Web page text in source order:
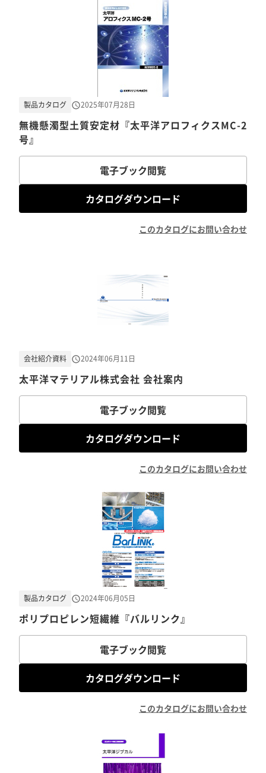
無機懸濁型土質安定材『太平洋アロフィクスMC-2
号』
製品カタログ 2025年07月28日
電子ブック閲覧
カタログダウンロード
このカタログにお問い合わせ
太平洋マテリアル株式会社 会社案内
会社紹介資料 2024年06月11日
電子ブック閲覧
カタログダウンロード
このカタログにお問い合わせ
ポリプロピレン短繊維『バルリンク』
製品カタログ 2024年06月05日
電子ブック閲覧
カタログダウンロード
このカタログにお問い合わせ